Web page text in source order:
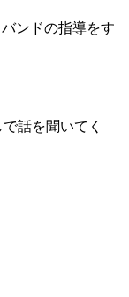
ンドの指導をす
話を聞いてく